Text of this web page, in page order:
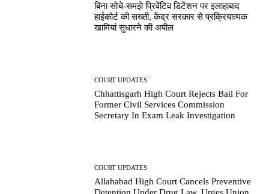
बिना सोचे-समझे प्रिवेंटिव डिटेंशन पर इलाहाबाद
हाईकोर्ट की सख्ती, केंद्र सरकार से प्रक्रियात्मक
खामियां सुधारने की अपील
COURT UPDATES
Chhattisgarh High Court Rejects Bail For
Former Civil Services Commission
Secretary In Exam Leak Investigation
COURT UPDATES
Allahabad High Court Cancels Preventive